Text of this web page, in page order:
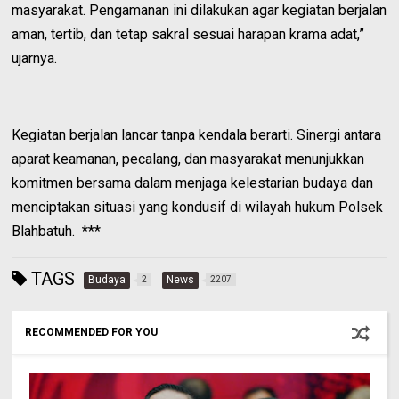
masyarakat. Pengamanan ini dilakukan agar kegiatan berjalan
aman, tertib, dan tetap sakral sesuai harapan krama adat,”
ujarnya.
Kegiatan berjalan lancar tanpa kendala berarti. Sinergi antara
aparat keamanan, pecalang, dan masyarakat menunjukkan
komitmen bersama dalam menjaga kelestarian budaya dan
menciptakan situasi yang kondusif di wilayah hukum Polsek
Blahbatuh. ***
TAGS Budaya 2 News 2207
RECOMMENDED FOR YOU